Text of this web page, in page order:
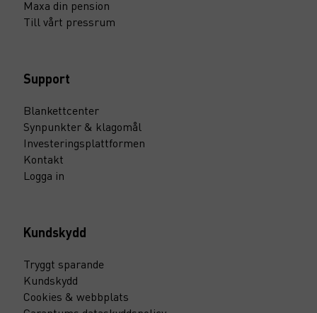
Maxa din pension
Till vårt pressrum
Support
Blankettcenter
Synpunkter & klagomål
Investeringsplattformen
Kontakt
Logga in
Kundskydd
Tryggt sparande
Kundskydd
Cookies & webbplats